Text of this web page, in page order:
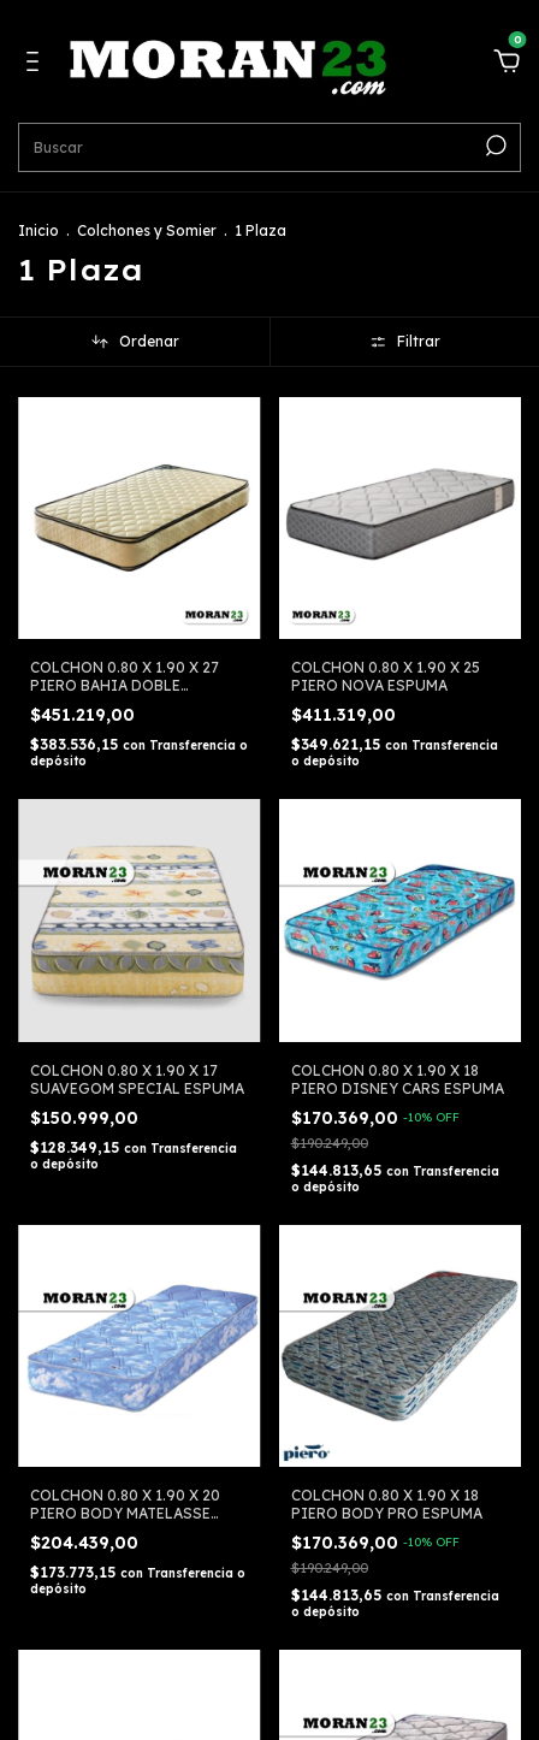
0
Inicio . Colchones y Somier . 1 Plaza
1 Plaza
Ordenar Filtrar
COLCHON 0.80 X 1.90 X 27
PIERO BAHIA DOBLE
COSTURA RESORTES
$451.219,00
$383.536,15 con Transferencia o
depósito
COLCHON 0.80 X 1.90 X 25
PIERO NOVA ESPUMA
$411.319,00
$349.621,15 con Transferencia
o depósito
COLCHON 0.80 X 1.90 X 17
SUAVEGOM SPECIAL ESPUMA
$150.999,00
$128.349,15 con Transferencia
o depósito
COLCHON 0.80 X 1.90 X 18
PIERO DISNEY CARS ESPUMA
$170.369,00 -10% OFF
$190.249,00
$144.813,65 con Transferencia
o depósito
COLCHON 0.80 X 1.90 X 20
PIERO BODY MATELASSE
ESPUMA
$204.439,00
$173.773,15 con Transferencia o
depósito
COLCHON 0.80 X 1.90 X 18
PIERO BODY PRO ESPUMA
$170.369,00 -10% OFF
$190.249,00
$144.813,65 con Transferencia
o depósito